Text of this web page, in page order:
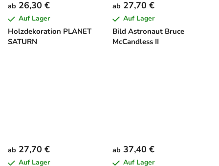
Holzdekoration PLANET
SATURN
ab 26,30 €
Auf Lager
Bild Astronaut Bruce
McCandless II
ab 27,70 €
Auf Lager
ab 27,70 €
Auf Lager
ab 37,40 €
Auf Lager